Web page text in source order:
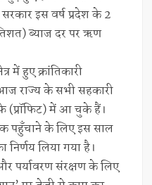
इस वर्ष प्रदेश के 2
ब्याज दर पर ऋण
में हुए क्रांतिकारी
राज्य के सभी सहकारी
में आ चुके हैं।
पहुँचाने के लिए इस साल
लिया गया है।
पर्यावरण संरक्षण के लिए